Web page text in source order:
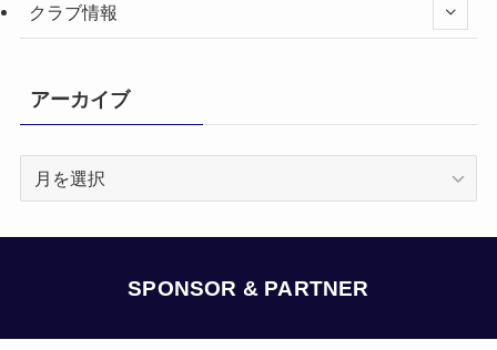
クラブ情報
アーカイブ
SPONSOR & PARTNER